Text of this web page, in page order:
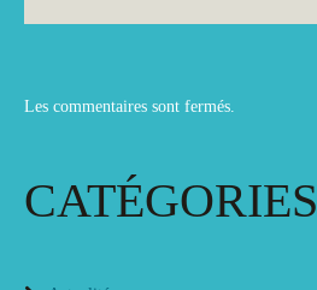
Les commentaires sont fermés.
CATÉGORIES